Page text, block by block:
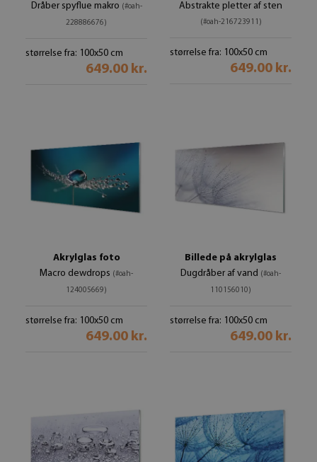
Dråber spyflue makro (#oah-
228886676)
størrelse fra: 100x50 cm
649.00 kr.
Abstrakte pletter af sten
(#oah-216723911)
størrelse fra: 100x50 cm
649.00 kr.
Akrylglas foto
Macro dewdrops (#oah-
124005669)
størrelse fra: 100x50 cm
649.00 kr.
Billede på akrylglas
Dugdråber af vand (#oah-
110156010)
størrelse fra: 100x50 cm
649.00 kr.